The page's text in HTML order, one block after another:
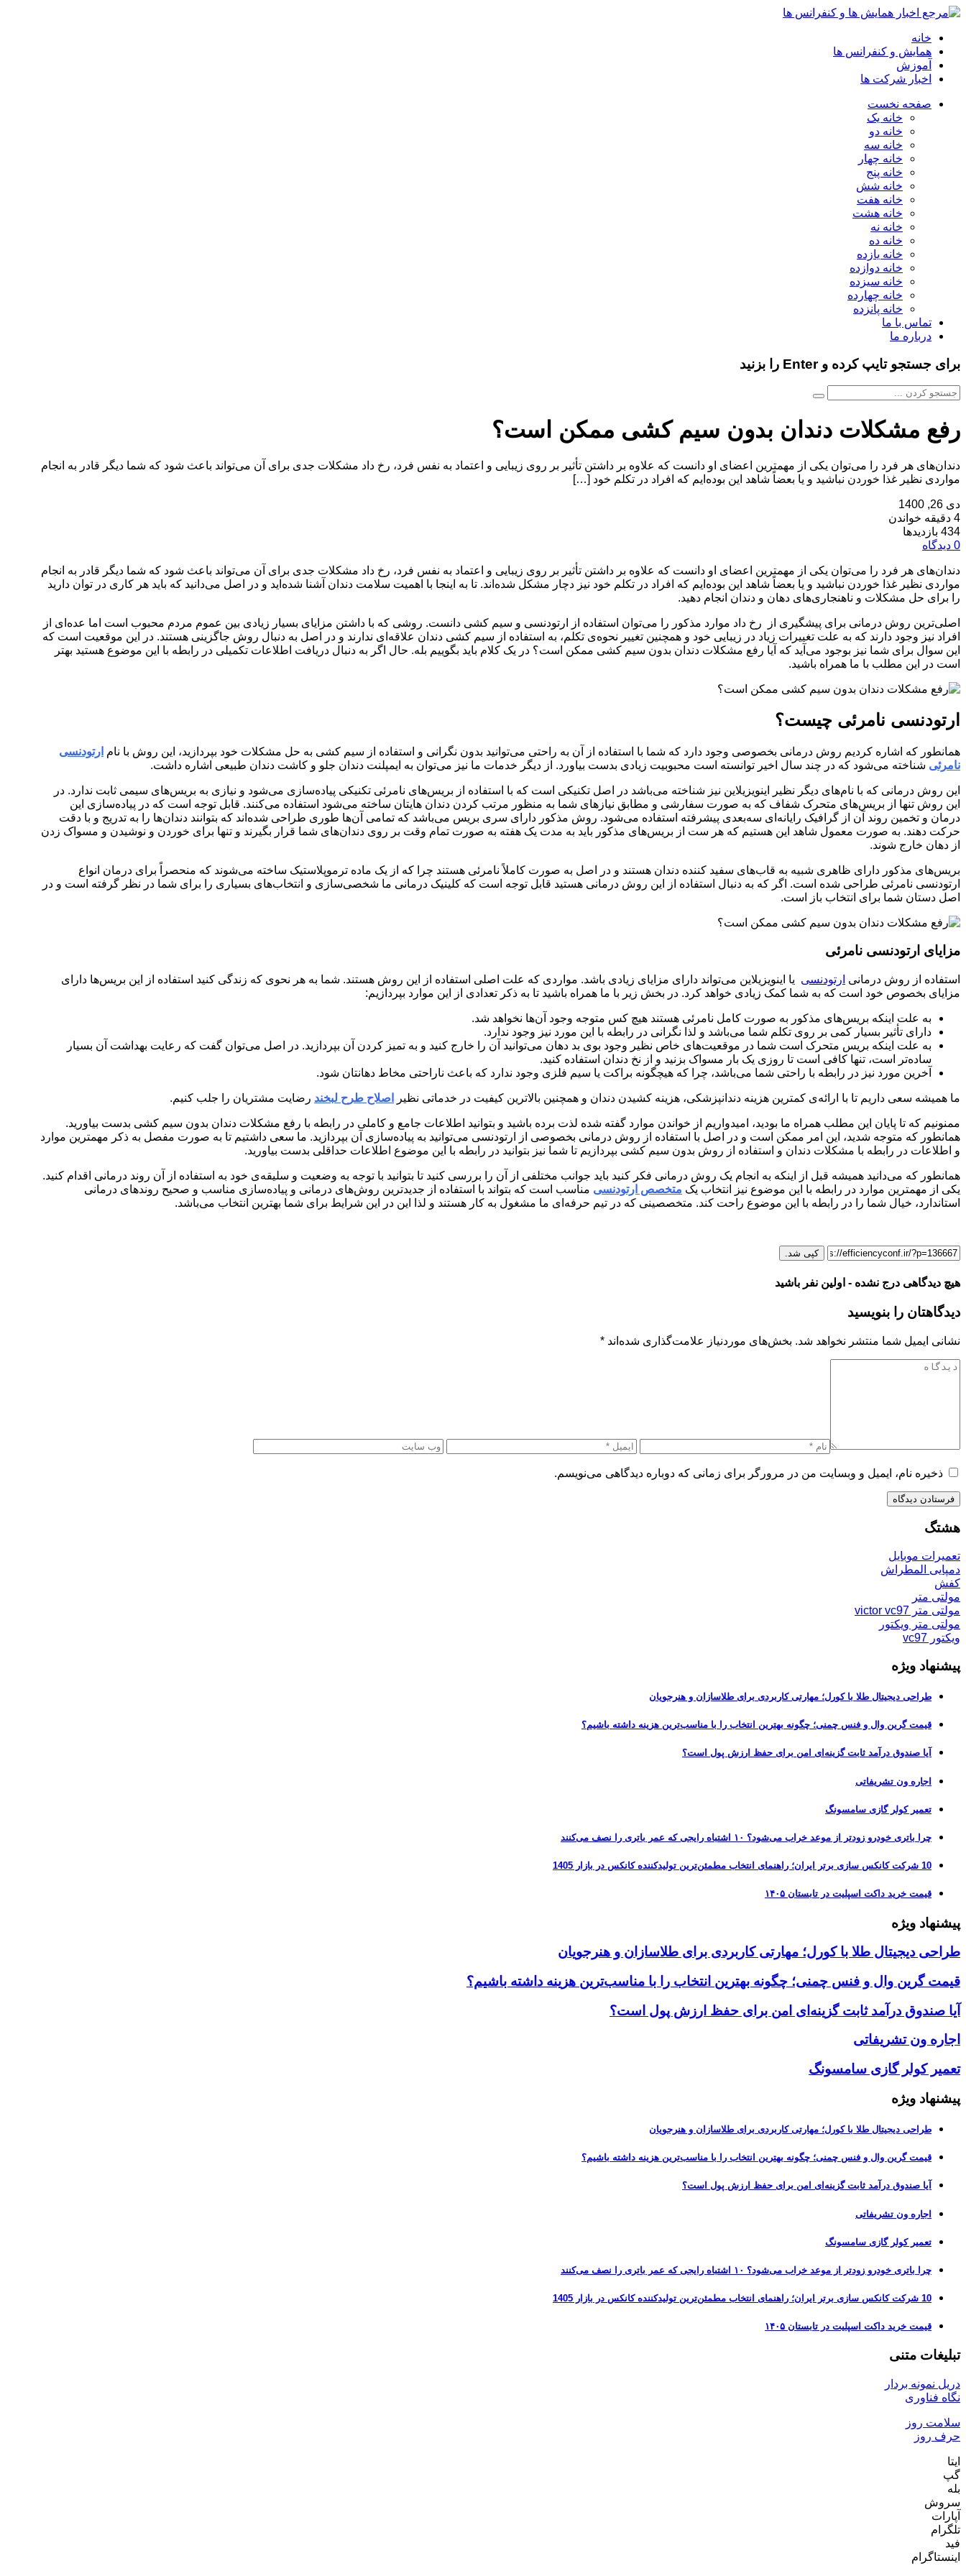
خانه
همایش و کنفرانس ها
آموزش
اخبار شرکت ها
صفحه نخست
خانه یک
خانه دو
خانه سه
خانه چهار
خانه پنج
خانه شش
خانه هفت
خانه هشت
خانه نه
خانه ده
خانه یازده
خانه دوازده
خانه سیزده
خانه چهارده
خانه پانزده
تماس با ما
درباره ما
برای جستجو تایپ کرده و Enter را بزنید
رفع مشکلات دندان بدون سیم کشی ممکن است؟
دندان‌های هر فرد را می‌توان یکی از مهمترین اعضای او دانست که علاوه بر داشتن تأثیر بر روی زیبایی و اعتماد به نفس فرد، رخ داد مشکلات جدی برای آن می‌تواند باعث شود که شما دیگر قادر به انجام
مواردی نظیر غذا خوردن نباشید و یا بعضاً شاهد این بوده‌ایم که افراد در تکلم خود […]
دی 26, 1400
4 دقیقه خواندن
434 بازدیدها
0 دیدگاه
دندان‌های هر فرد را می‌توان یکی از مهمترین اعضای او دانست که علاوه بر داشتن تأثیر بر روی زیبایی و اعتماد به نفس فرد، رخ داد مشکلات جدی برای آن می‌تواند باعث شود که شما دیگر قادر به انجام
مواردی نظیر غذا خوردن نباشید و یا بعضاً شاهد این بوده‌ایم که افراد در تکلم خود نیز دچار مشکل شده‌اند. تا به اینجا با اهمیت سلامت دندان آشنا شده‌اید و در اصل می‌دانید که باید هر کاری در توان دارید
را برای حل مشکلات و ناهنجاری‌های دهان و دندان انجام دهید.
اصلی‌ترین روش درمانی برای پیشگیری از رخ داد موارد مذکور را می‌‌توان استفاده از ارتودنسی و سیم کشی دانست. روشی که با داشتن مزایای بسیار زیادی بین عموم مردم محبوب است اما عده‌ای از
افراد نیز وجود دارند که به علت تغییرات زیاد در زیبایی خود و همچنین تغییر نحوه‌ی تکلم، به استفاده از سیم کشی دندان علاقه‌ای ندارند و در اصل به دنبال روش جاگزینی هستند. در این موقعیت است که
این سوال برای شما نیز بوجود می‌آید که آیا رفع مشکلات دندان بدون سیم کشی ممکن است؟ در یک کلام باید بگوییم بله. حال اگر به دنبال دریافت اطلاعات تکمیلی در رابطه با این موضوع هستید بهتر
است در این مطلب با ما همراه باشید.
ارتودنسی نامرئی چیست؟
همانطور که اشاره کردیم روش درمانی بخصوصی وجود دارد که شما با استفاده از آن به راحتی می‌توانید بدون نگرانی و استفاده از سیم کشی به حل مشکلات خود بپردازید، این روش با نام ارتودنسی
نامرئی شناخته می‌شود که در چند سال اخیر توانسته است محبوبیت زیادی بدست بیاورد. از دیگر خدمات ما نیز می‌توان به ایمپلنت دندان جلو و کاشت دندان طبیعی اشاره داشت.
این روش درمانی که با نام‌های دیگر نظیر اینویزیلاین نیز شناخته می‌باشد در اصل تکنیکی است که با استفاده از بریس‌های نامرئی تکنیکی پیاده‌سازی می‌شود و نیازی به بریس‌های سیمی ثابت ندارد. در
این روش تنها از بریس‌های متحرک شفاف که به صورت سفارشی و مطابق نیازهای شما به منظور مرتب کردن دندان هایتان ساخته می‌شود استفاده می‌کنند. قابل توجه است که در پیاده‌سازی این
درمان و تخمین روند آن از گرافیک رایانه‌ای سه‌بعدی پیشرفته استفاده می‌شود. روش مذکور دارای سری بریس می‌باشد که تمامی آن‌ها طوری طراحی شده‌اند که بتوانند دندان‌ها را به تدریج و با دقت
حرکت دهند. به صورت معمول شاهد این هستیم که هر ست از بریس‌های مذکور باید به مدت یک هفته به صورت تمام وقت بر روی دندان‌های شما قرار بگیرند و تنها برای خوردن و نوشیدن و مسواک زدن
از دهان خارج شوند.
بریس‌های مذکور دارای ظاهری شبیه به قاب‌های سفید کننده دندان هستند و در اصل به صورت کاملاً نامرئی هستند چرا که از یک ماده ترموپلاستیک ساخته می‌شوند که منحصراً برای درمان‌ انواع
ارتودنسی نامرئی طراحی شده است. اگر که به دنبال استفاده از این روش درمانی هستید قابل توجه است که کلینیک درمانی ما شخصی‌سازی و انتخاب‌های بسیاری را برای شما در نظر گرفته است و در
اصل دستان شما برای انتخاب باز است.
مزایای ارتودنسی نامرئی
استفاده از روش درمانی ارتودنسی یا اینویزیلاین می‌تواند دارای مزایای زیادی باشد. مواردی که علت اصلی استفاده از این روش هستند. شما به هر نحوی که زندگی کنید استفاده از این بریس‌ها دارای
مزایای بخصوص خود است که به شما کمک زیادی خواهد کرد. در بخش زیر با ما همراه باشید تا به ذکر تعدادی از این موارد بپردازیم:
به علت اینکه بریس‌های مذکور به صورت کامل نامرئی هستند هیچ کس متوجه وجود آن‌ها نخواهد شد.
دارای تأثیر بسیار کمی بر روی تکلم شما می‌باشد و لذا نگرانی در رابطه با این مورد نیز وجود ندارد.
به علت اینکه بریس متحرک است شما در موقعیت‌های خاص نظیر وجود بوی بد دهان می‌توانید آن را خارج کنید و به تمیز کردن آن بپردازید. در اصل می‌توان گفت که رعایت بهداشت آن بسیار
ساده‌تر است، تنها کافی است تا روزی یک بار مسواک بزنید و از نخ دندان استفاده کنید.
آخرین مورد نیز در رابطه با راحتی شما می‌باشد، چرا که هیچگونه براکت یا سیم فلزی وجود ندارد که باعث ناراحتی مخاط دهانتان شود.
ما همیشه سعی داریم تا با ارائه‌ی کمترین هزینه دندانپزشکی، هزینه کشیدن دندان و همچنین بالاترین کیفیت در خدماتی نظیر اصلاح طرح لبخند رضایت مشتریان را جلب کنیم.
ممنونیم که تا پایان این مطلب همراه ما بودید، امیدواریم از خواندن موارد گفته شده لذت برده باشید و بتوانید اطلاعات جامع و کاملی در رابطه با رفع مشکلات دندان بدون سیم کشی بدست بیاورید.
همانطور که متوجه شدید، این امر ممکن است و در اصل با استفاده از روش درمانی بخصوصی از ارتودنسی می‌توانید به پیاده‌سازی آن بپردازید. ما سعی داشتیم تا به صورت مفصل به ذکر مهمترین موارد
و اطلاعات در رابطه با مشکلات دندان و استفاده از روش بدون سیم کشی بپردازیم تا شما نیز بتوانید در رابطه با این موضوع اطلاعات حداقلی بدست بیاورید.
همانطور که می‌دانید همیشه قبل از اینکه به انجام یک روش درمانی فکر کنید باید جوانب مختلفی از آن را بررسی کنید تا بتوانید با توجه به وضعیت و سلیقه‌ی خود به استفاده از آن روند درمانی اقدام کنید.
یکی از مهمترین موارد در رابطه با این موضوع نیز انتخاب یک متخصص ارتودنسی مناسب است که بتواند با استفاده از جدیدترین روش‌های درمانی و پیاده‌سازی مناسب و صحیح روند‌های درمانی
استاندارد، خیال شما را در رابطه با این موضوع راحت کند. متخصصینی که در تیم حرفه‌ای ما مشغول به کار هستند و لذا این در این شرایط برای شما بهترین انتخاب می‌باشد.
کپی شد.
هیچ دیدگاهی درج نشده - اولین نفر باشید
دیدگاهتان را بنویسید
نشانی ایمیل شما منتشر نخواهد شد. بخش‌های موردنیاز علامت‌گذاری شده‌اند *
ذخیره نام، ایمیل و وبسایت من در مرورگر برای زمانی که دوباره دیدگاهی می‌نویسم.
هشتگ
تعمیرات موبایل
دمپایی المطراش
کفش
مولتی متر
مولتی متر victor vc97
مولتی متر ویکتور
ویکتور vc97
پیشنهاد ویژه
طراحی دیجیتال طلا با کورل؛ مهارتی کاربردی برای طلاسازان و هنرجویان
قیمت گرین وال و فنس چمنی؛ چگونه بهترین انتخاب را با مناسب‌ترین هزینه داشته باشیم؟
آیا صندوق درآمد ثابت گزینه‌ای امن برای حفظ ارزش پول است؟
اجاره ون تشریفاتی
تعمیر کولر گازی سامسونگ
چرا باتری خودرو زودتر از موعد خراب می‌شود؟ ۱۰ اشتباه رایجی که عمر باتری را نصف می‌کنند
10 شرکت کانکس سازی برتر ایران؛ راهنمای انتخاب مطمئن‌ترین تولیدکننده کانکس در بازار 1405
قیمت خرید داکت اسپلیت در تابستان ۱۴۰۵
پیشنهاد ویژه
طراحی دیجیتال طلا با کورل؛ مهارتی کاربردی برای طلاسازان و هنرجویان
قیمت گرین وال و فنس چمنی؛ چگونه بهترین انتخاب را با مناسب‌ترین هزینه داشته باشیم؟
آیا صندوق درآمد ثابت گزینه‌ای امن برای حفظ ارزش پول است؟
اجاره ون تشریفاتی
تعمیر کولر گازی سامسونگ
پیشنهاد ویژه
طراحی دیجیتال طلا با کورل؛ مهارتی کاربردی برای طلاسازان و هنرجویان
قیمت گرین وال و فنس چمنی؛ چگونه بهترین انتخاب را با مناسب‌ترین هزینه داشته باشیم؟
آیا صندوق درآمد ثابت گزینه‌ای امن برای حفظ ارزش پول است؟
اجاره ون تشریفاتی
تعمیر کولر گازی سامسونگ
چرا باتری خودرو زودتر از موعد خراب می‌شود؟ ۱۰ اشتباه رایجی که عمر باتری را نصف می‌کنند
10 شرکت کانکس سازی برتر ایران؛ راهنمای انتخاب مطمئن‌ترین تولیدکننده کانکس در بازار 1405
قیمت خرید داکت اسپلیت در تابستان ۱۴۰۵
تبلیغات متنی
دریل نمونه بردار
نگاه فناوری
سلامت روز
حرف روز
ایتا
گپ
بله
سروش
آپارات
تلگرام
فید
اینستاگرام